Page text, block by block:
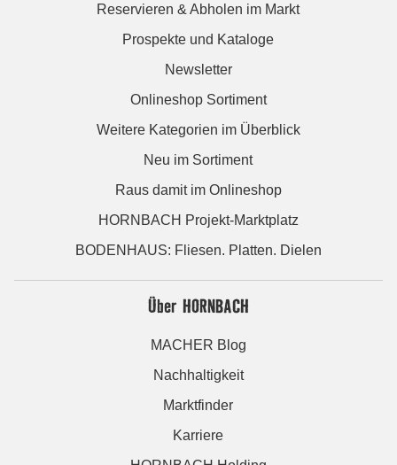
Reservieren & Abholen im Markt
Prospekte und Kataloge
Newsletter
Onlineshop Sortiment
Weitere Kategorien im Überblick
Neu im Sortiment
Raus damit im Onlineshop
HORNBACH Projekt-Marktplatz
BODENHAUS: Fliesen. Platten. Dielen
Über HORNBACH
MACHER Blog
Nachhaltigkeit
Marktfinder
Karriere